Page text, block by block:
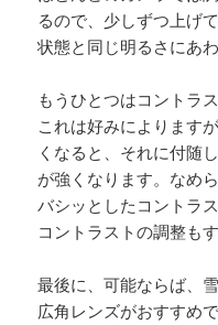
るので、少しずつ上げ
状態と同じ明るさにあわ
もうひとつはコントラス
これは好みによります
くなると、それに付随
が強くなります。なめ
バシッとしたコントラ
コントラストの調整も
最後に、可能ならば、
広角レンズがおすすめで